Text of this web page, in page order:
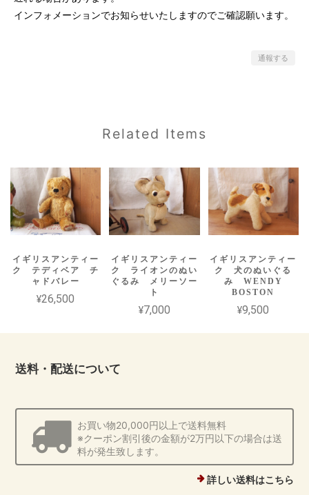
インフォメーションでお知らせいたしますのでご確認願います。
通報する
Related Items
イギリスアンティー
ク テディベア チ
ャドバレー
¥26,500
イギリスアンティー
ク ライオンのぬい
ぐるみ メリーソー
ト
¥7,000
イギリスアンティー
ク 犬のぬいぐる
み WENDY
BOSTON
¥9,500
送料・配送について
お買い物20,000円以上で送料無料
※クーポン割引後の金額が2万円以下の場合は送
料が発生致します。
詳しい送料はこちら